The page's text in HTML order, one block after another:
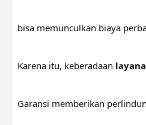
bisa memunculkan biaya
Karena itu, keberadaan
Garansi memberikan